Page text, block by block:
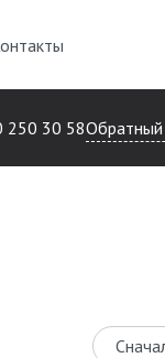
250 30 58Обратный